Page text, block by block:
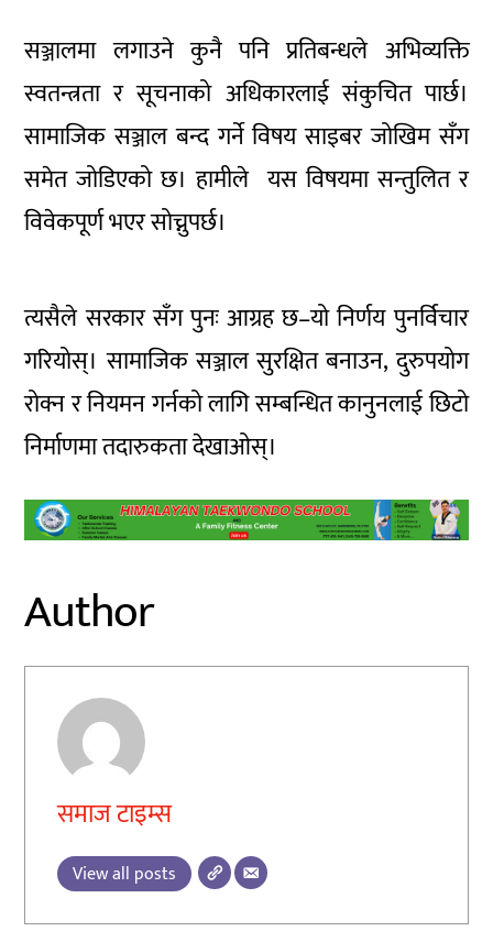
सञ्जालमा लगाउने कुनै पनि प्रतिबन्धले अभिव्यक्ति
स्वतन्त्रता र सूचनाको अधिकारलाई संकुचित पार्छ।
सामाजिक सञ्जाल बन्द गर्ने विषय साइबर जोखिम सँग
समेत जोडिएको छ। हामीले यस विषयमा सन्तुलित र
विवेकपूर्ण भएर सोच्नुपर्छ।
त्यसैले सरकार सँग पुनः आग्रह छ–यो निर्णय पुनर्विचार
गरियोस्। सामाजिक सञ्जाल सुरक्षित बनाउन, दुरुपयोग
रोक्न र नियमन गर्नको लागि सम्बन्धित कानुनलाई छिटो
निर्माणमा तदारुकता देखाओस्।
Author
समाज टाइम्स
View all posts